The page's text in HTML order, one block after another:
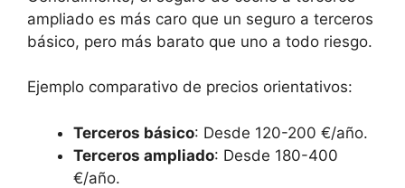
ampliado es más caro que un seguro a terceros
básico, pero más barato que uno a todo riesgo.
Ejemplo comparativo de precios orientativos:
Terceros básico: Desde 120-200 €/año.
Terceros ampliado: Desde 180-400
€/año.